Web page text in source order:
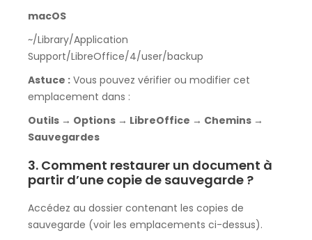
macOS
~/Library/Application
Support/LibreOffice/4/user/backup
Astuce : Vous pouvez vérifier ou modifier cet
emplacement dans :
Outils → Options → LibreOffice → Chemins →
Sauvegardes
3. Comment restaurer un document à
partir d’une copie de sauvegarde ?
Accédez au dossier contenant les copies de
sauvegarde (voir les emplacements ci-dessus).